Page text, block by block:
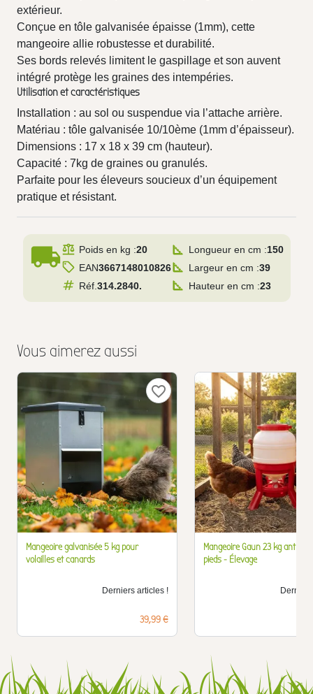
extérieur.
Conçue en tôle galvanisée épaisse (1mm), cette
mangeoire allie robustesse et durabilité.
Ses bords relevés limitent le gaspillage et son auvent
intégré protège les graines des intempéries.
Utilisation et caractéristiques
Installation : au sol ou suspendue via l’attache arrière.
Matériau : tôle galvanisée 10/10ème (1mm d’épaisseur).
Dimensions : 17 x 18 x 39 cm (hauteur).
Capacité : 7kg de graines ou granulés.
Parfaite pour les éleveurs soucieux d’un équipement
pratique et résistant.
local_shipping Poids en kg :20
EAN3667148010826
Réf. 314.2840.
Longueur en cm :150
Largeur en cm :39
Hauteur en cm :23
Vous aimerez aussi
favorite_border
Mangeoire galvanisée 5 kg pour
volailles et canards
Derniers articles !
Prix
39,99 €
Mangeoire Gaun 23 kg anti-
pieds - Élevage